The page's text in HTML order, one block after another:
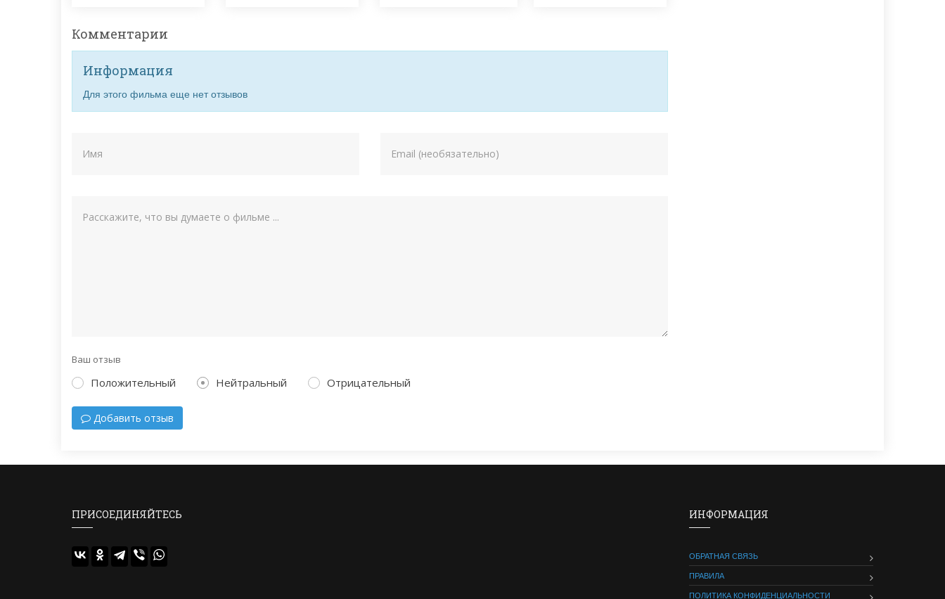
Комментарии
Информация
Для этого фильма еще нет отзывов
Ваш отзыв
Положительный Нейтральный Отрицательный
Добавить отзыв
ПРИСОЕДИНЯЙТЕСЬ ИНФОРМАЦИЯ
ОБРАТНАЯ СВЯЗЬ
ПРАВИЛА
ПОЛИТИКА КОНФИДЕНЦИАЛЬНОСТИ